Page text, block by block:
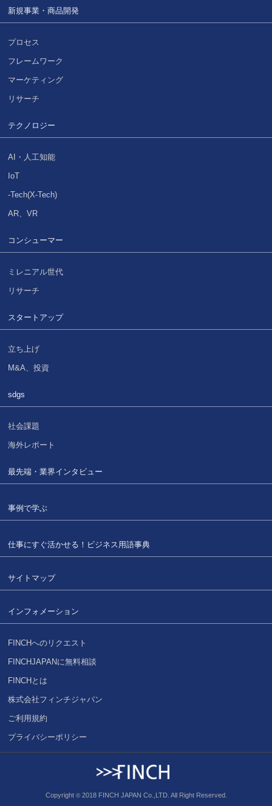
新規事業・商品開発
プロセス
フレームワーク
マーケティング
リサーチ
テクノロジー
AI・人工知能
IoT
-Tech(X-Tech)
AR、VR
コンシューマー
ミレニアル世代
リサーチ
スタートアップ
立ち上げ
M&A、投資
sdgs
社会課題
海外レポート
最先端・業界インタビュー
事例で学ぶ
仕事にすぐ活かせる！ ビジネス用語事典
サイトマップ
インフォメーション
FINCHへのリクエスト
FINCHJAPANに無料相談
FINCHとは
株式会社フィンチジャパン
ご利用規約
プライバシーポリシー
Copyright ©2018 FINCH JAPAN Co.,LTD. All Right Reserved.